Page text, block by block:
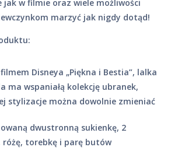
jak w filmie oraz wiele możliwości
marzyć jak nigdy dotąd!
Disneya „Piękna i Bestia”, lalka
ma wspaniałą kolekcję ubranek,
stylizacje można dowolnie zmieniać
dwustronną sukienkę, 2
różę, torebkę i parę butów